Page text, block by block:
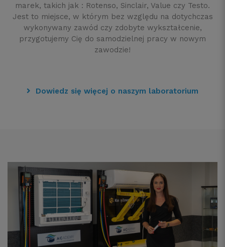
marek, takich jak : Rotenso, Sinclair, Value czy Testo.
Jest to miejsce, w którym bez względu na dotychczas
wykonywany zawód czy zdobyte wykształcenie,
przygotujemy Cię do samodzielnej pracy w nowym
zawodzie!
Dowiedz się więcej o naszym laboratorium